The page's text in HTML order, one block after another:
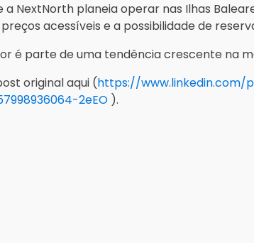
a NextNorth planeia operar nas Ilhas
acessíveis e a possibilidade de
é parte de uma tendência crescente na
original aqui (https://
2eEO ).